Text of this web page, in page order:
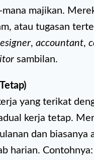
mana majikan.
atau tugasan
, accountant,
sambilan.
yang terikat
kerja tetap.
dan biasanya
harian.